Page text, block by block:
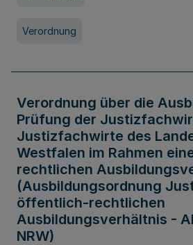
Verordnung
Verordnung über die
Prüfung der
Justizfachwirte des
Westfalen im Rahmen
rechtlichen
(Ausbildungsordnung
öffentlich-rechtlichen
Ausbildungsverhältnis -
NRW)